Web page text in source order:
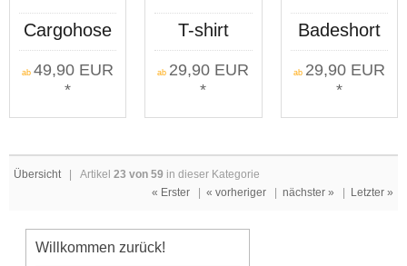
Cargohose
kurz
Deutsche
Wappen
ab49,90 EUR
*
T-shirt
Kategorie C
Der Wolf
im Zirkus
ab 29,90 EUR
*
Badeshort
KC Lorbeer
Kordeldruck
ab 29,90 EUR
*
Übersicht| Artikel 23 von 59 in dieser Kategorie
« Erster
« vorheriger nächster » Letzter »
Willkommen zurück!